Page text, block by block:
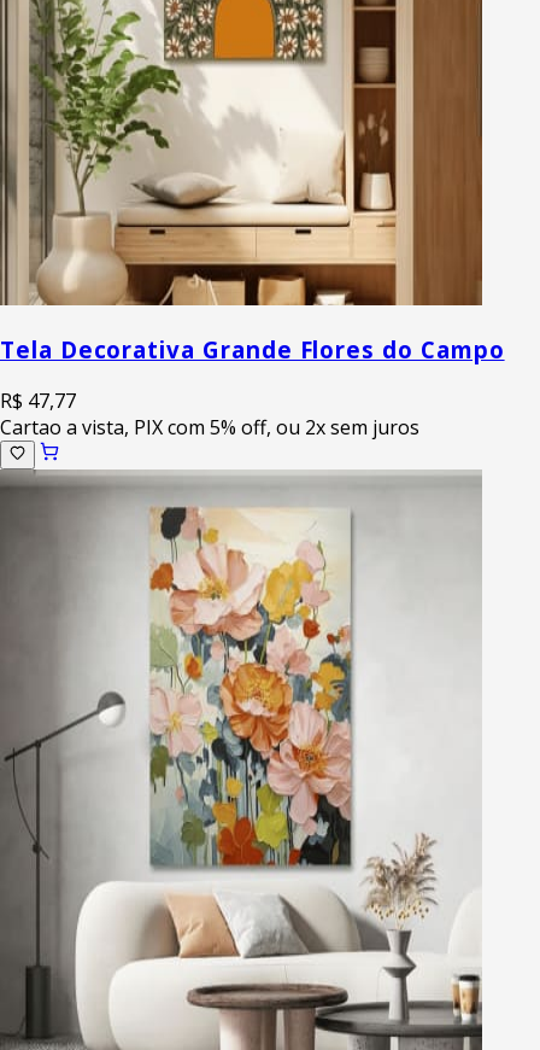
Tela Decorativa Grande Flores do Campo
R$ 47,77
Cartao a vista, PIX com 5% off, ou 2x sem juros